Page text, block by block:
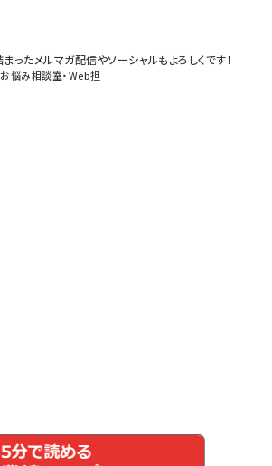
ったメルマガ配信やソーシャルもよろしくです！
悩み相談室・Web担